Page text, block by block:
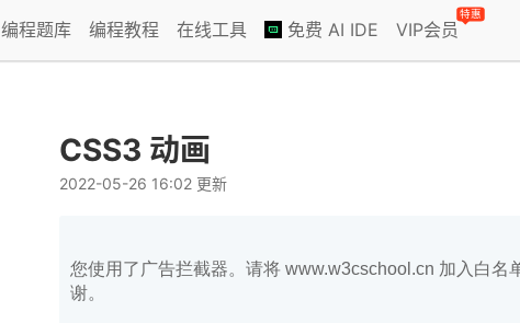
编程题库 编程教程 在线工具 免费 AI IDE VIP会员
特惠
CSS3 动画
2022-05-26 16:02 更新
您使用了广告拦截器。请将 www.w3cschool.cn 加入白名
谢。